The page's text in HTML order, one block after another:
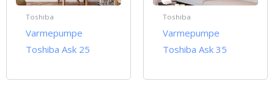
Toshiba
Varmepumpe
Toshiba Ask 25
Toshiba
Varmepumpe
Toshiba Ask 35